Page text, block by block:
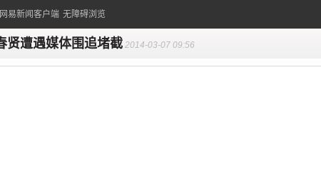
易新闻客户端 无障碍浏览
贤遭遇媒体围追堵截 2014-03-07 09:56